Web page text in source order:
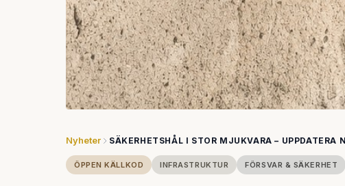
Nyheter SÄKERHETSHÅL I STOR MJUKVARA – UPPDATERA
ÖPPEN KÄLLKOD INFRASTRUKTUR FÖRSVAR & SÄKERHET